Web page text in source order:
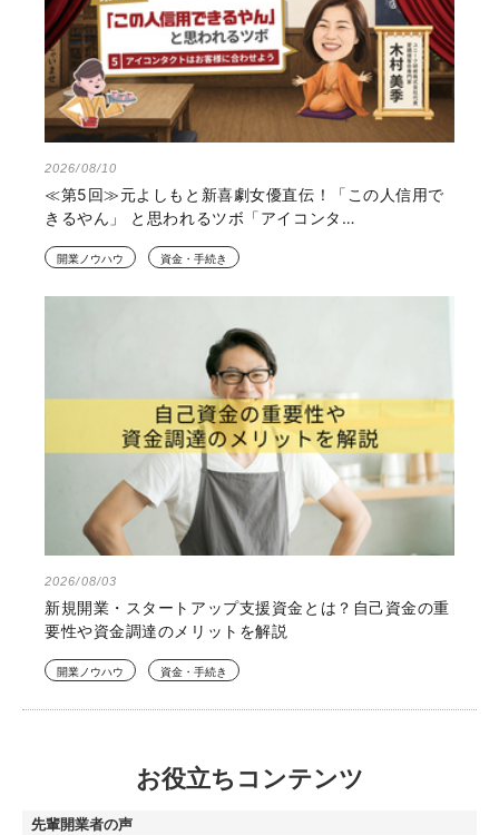
2026/08/10
≪第5回≫元よしもと新喜劇女優直伝！「この人信用で
きるやん」 と思われるツボ「アイコンタ…
開業ノウハウ 資金・手続き
2026/08/03
新規開業・スタートアップ支援資金とは？自己資金の重
要性や資金調達のメリットを解説
開業ノウハウ 資金・手続き
お役立ちコンテンツ
先輩開業者の声